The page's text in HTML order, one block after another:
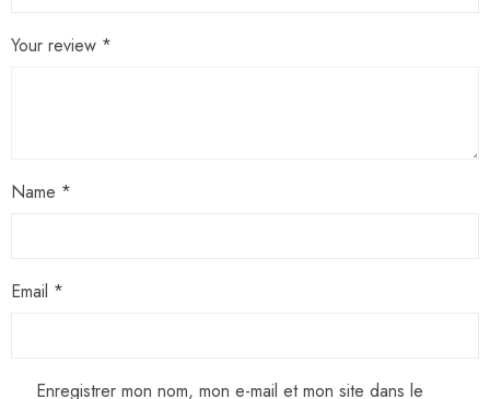
Your review *
Name *
Email *
Enregistrer mon nom, mon e-mail et mon site dans le